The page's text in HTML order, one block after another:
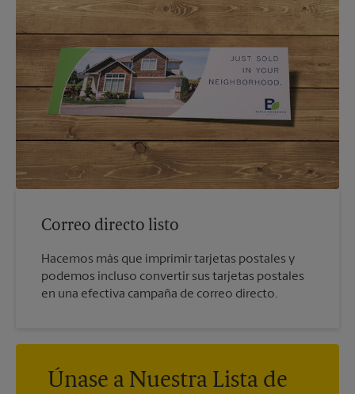
Correo directo listo
Hacemos más que imprimir tarjetas postales y
podemos incluso convertir sus tarjetas postales
en una efectiva campaña de correo directo.
Únase a Nuestra Lista de